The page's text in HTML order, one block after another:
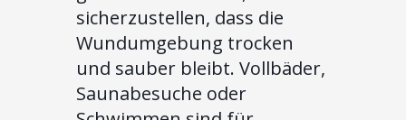
sicherzustellen, dass die
Wundumgebung trocken
und sauber bleibt. Vollbäder,
Saunabesuche oder